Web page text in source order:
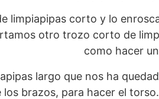
limpiapipas corto y lo
otro trozo corto de
largo que nos ha
los brazos, para hacer el torso.